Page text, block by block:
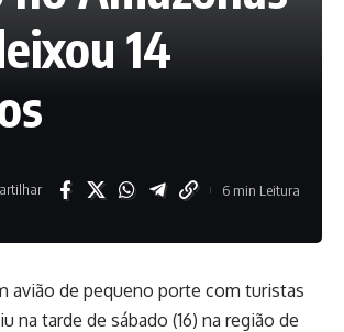
14
6 min Leitura
avião de pequeno porte com turistas
na tarde de sábado (16) na região de